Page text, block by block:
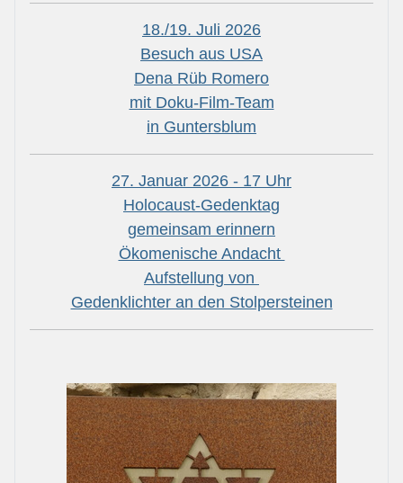
18./19. Juli 2026
Besuch aus USA
Dena Rüb Romero
mit Doku-Film-Team
in Guntersblum
27. Januar 2026 - 17 Uhr
Holocaust-Gedenktag
gemeinsam erinnern
Ökomenische Andacht
Aufstellung von
Gedenklichter an den Stolpersteinen